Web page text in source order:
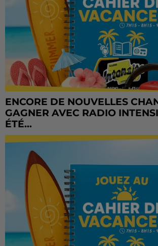
ENCORE DE NOUVELLES
GAGNER AVEC RADIO
ÉTÉ...